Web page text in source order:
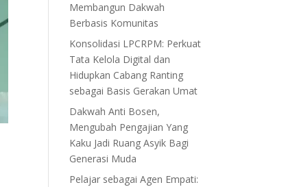
Membangun Dakwah
Berbasis Komunitas
Konsolidasi LPCRPM: Perkuat
Tata Kelola Digital dan
Hidupkan Cabang Ranting
sebagai Basis Gerakan Umat
Dakwah Anti Bosen,
Mengubah Pengajian Yang
Kaku Jadi Ruang Asyik Bagi
Generasi Muda
Pelajar sebagai Agen Empati: